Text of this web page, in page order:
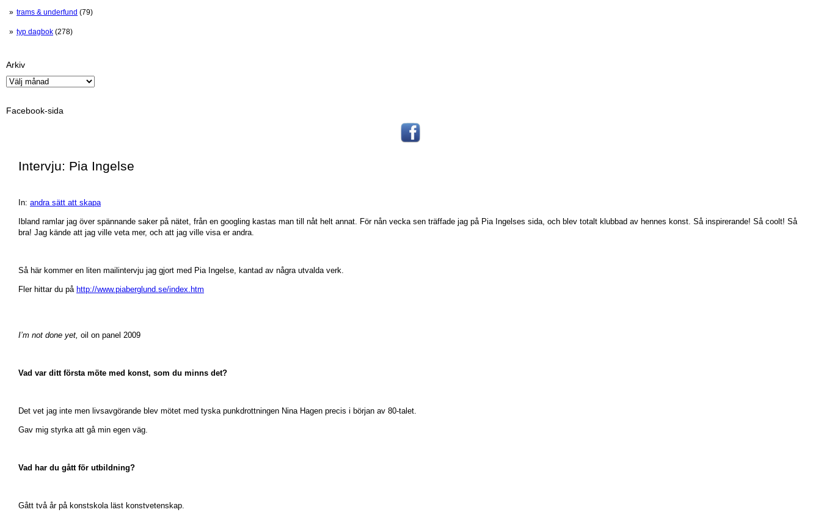
trams & underfund (79)
typ dagbok (278)
Arkiv
Arkiv
Facebook-sida
Intervju: Pia Ingelse
In: andra sätt att skapa
Ibland ramlar jag över spännande saker på nätet, från en googling kastas man till nåt helt annat. För nån vecka sen träffade jag på Pia Ingelses sida, och blev totalt klubbad av hennes konst. Så inspirerande! Så coolt! Så
bra! Jag kände att jag ville veta mer, och att jag ville visa er andra.
Så här kommer en liten mailintervju jag gjort med Pia Ingelse, kantad av några utvalda verk.
Fler hittar du på http://www.piaberglund.se/index.htm
I’m not done yet, oil on panel 2009
Vad var ditt första möte med konst, som du minns det?
Det vet jag inte men livsavgörande blev mötet med tyska punkdrottningen Nina Hagen precis i början av 80-talet.
Gav mig styrka att gå min egen väg.
Vad har du gått för utbildning?
Gått två år på konstskola läst konstvetenskap.